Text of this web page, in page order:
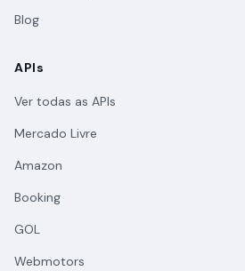
Blog
APIs
Ver todas as APIs
Mercado Livre
Amazon
Booking
GOL
Webmotors